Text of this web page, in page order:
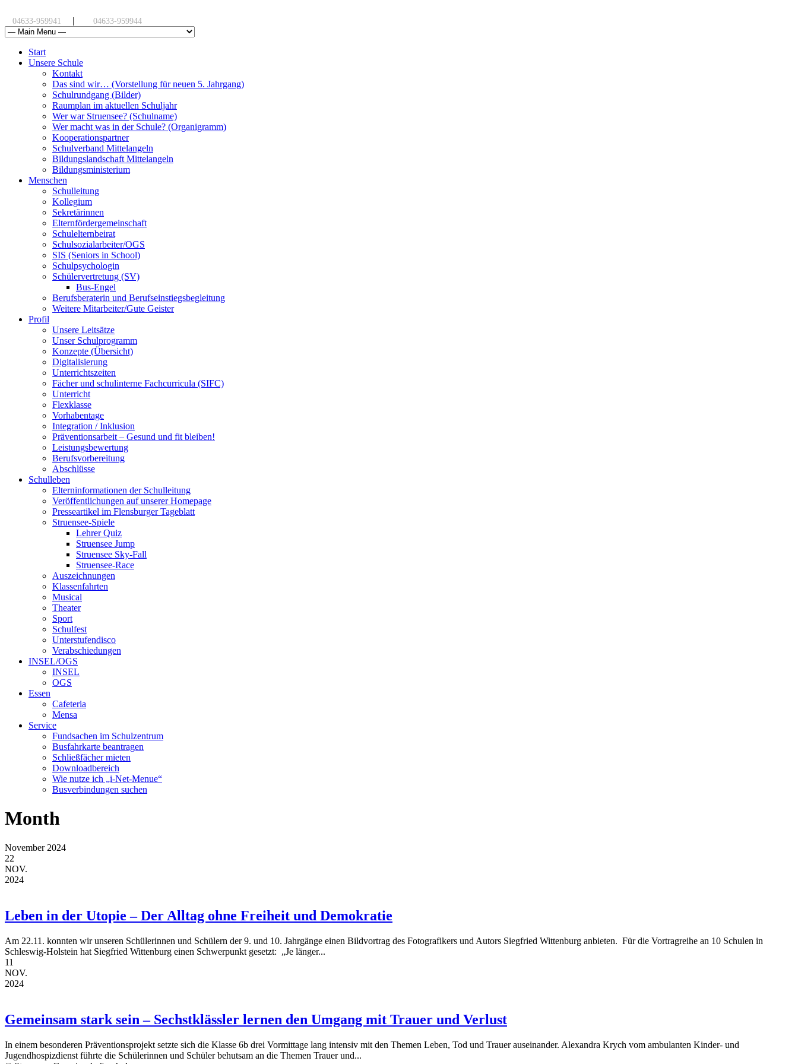
04633-959941 | 04633-959944
Start
Unsere Schule
Kontakt
Das sind wir… (Vorstellung für neuen 5. Jahrgang)
Schulrundgang (Bilder)
Raumplan im aktuellen Schuljahr
Wer war Struensee? (Schulname)
Wer macht was in der Schule? (Organigramm)
Kooperationspartner
Schulverband Mittelangeln
Bildungslandschaft Mittelangeln
Bildungsministerium
Menschen
Schulleitung
Kollegium
Sekretärinnen
Elternfördergemeinschaft
Schulelternbeirat
Schulsozialarbeiter/OGS
SIS (Seniors in School)
Schulpsychologin
Schülervertretung (SV)
Bus-Engel
Berufsberaterin und Berufseinstiegsbegleitung
Weitere Mitarbeiter/Gute Geister
Profil
Unsere Leitsätze
Unser Schulprogramm
Konzepte (Übersicht)
Digitalisierung
Unterrichtszeiten
Fächer und schulinterne Fachcurricula (SIFC)
Unterricht
Flexklasse
Vorhabentage
Integration / Inklusion
Präventionsarbeit – Gesund und fit bleiben!
Leistungsbewertung
Berufsvorbereitung
Abschlüsse
Schulleben
Elterninformationen der Schulleitung
Veröffentlichungen auf unserer Homepage
Presseartikel im Flensburger Tageblatt
Struensee-Spiele
Lehrer Quiz
Struensee Jump
Struensee Sky-Fall
Struensee-Race
Auszeichnungen
Klassenfahrten
Musical
Theater
Sport
Schulfest
Unterstufendisco
Verabschiedungen
INSEL/OGS
INSEL
OGS
Essen
Cafeteria
Mensa
Service
Fundsachen im Schulzentrum
Busfahrkarte beantragen
Schließfächer mieten
Downloadbereich
Wie nutze ich „i-Net-Menue“
Busverbindungen suchen
Month
November 2024
22
NOV.
2024
Leben in der Utopie – Der Alltag ohne Freiheit und Demokratie
Am 22.11. konnten wir unseren Schülerinnen und Schülern der 9. und 10. Jahrgänge einen Bildvortrag des Fotografikers und Autors Siegfried Wittenburg anbieten. Für die Vortragreihe an 10 Schulen in
Schleswig-Holstein hat Siegfried Wittenburg einen Schwerpunkt gesetzt: „Je länger...
11
NOV.
2024
Gemeinsam stark sein – Sechstklässler lernen den Umgang mit Trauer und Verlust
In einem besonderen Präventionsprojekt setzte sich die Klasse 6b drei Vormittage lang intensiv mit den Themen Leben, Tod und Trauer auseinander. Alexandra Krych vom ambulanten Kinder- und
Jugendhospizdienst führte die Schülerinnen und Schüler behutsam an die Themen Trauer und...